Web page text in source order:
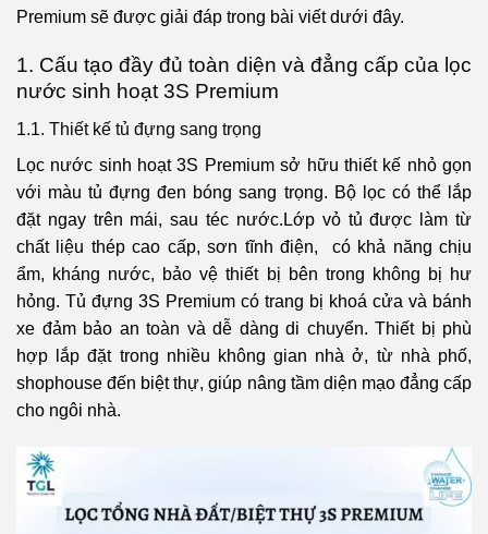
Premium sẽ được giải đáp trong bài viết dưới đây.
1. Cấu tạo đầy đủ toàn diện và đẳng cấp của lọc
nước sinh hoạt 3S Premium
1.1. Thiết kế tủ đựng sang trọng
Lọc nước sinh hoạt 3S Premium sở hữu thiết kế nhỏ gọn
với màu tủ đựng đen bóng sang trọng. Bộ lọc có thể lắp
đặt ngay trên mái, sau téc nước.Lớp vỏ tủ được làm từ
chất liệu thép cao cấp, sơn tĩnh điện, có khả năng chịu
ẩm, kháng nước, bảo vệ thiết bị bên trong không bị hư
hỏng. Tủ đựng 3S Premium có trang bị khoá cửa và bánh
xe đảm bảo an toàn và dễ dàng di chuyển. Thiết bị phù
hợp lắp đặt trong nhiều không gian nhà ở, từ nhà phố,
shophouse đến biệt thự, giúp nâng tầm diện mạo đẳng cấp
cho ngôi nhà.